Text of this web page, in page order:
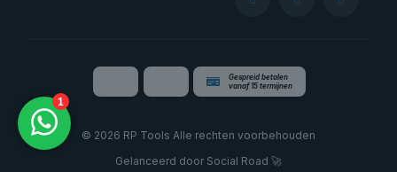
© 2026 RP Tools Alle rechten voorbehouden
Gespreid betalen
vanaf 15 termijnen
Gelanceerd door Social Road 🚀